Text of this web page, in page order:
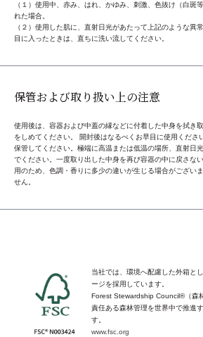
（１）使用中、赤み、はれ、かゆみ、刺激、色抜け（白斑
れた場合。
（２）使用した肌に、直射日光があたって上記のような異
目に入ったときは、直ちに洗い流してください。
保管および取り扱い上の注意
使用後は、容器および中蓋の縁などに付着した中身を拭き
をしめてください。 開封後はなるべくお早目に使用くださ
保管してください。極端に高温または低温の場所、直射日
でください。一度取り出した中身を再び容器の中に戻さな
用のため、色調・香りに多少の違いが生じる場合がござい
せん。
当社では、環境へ配慮した外箱とし
ージを採用しています。
Forest Stewardship Council®（森
責任ある森林管理を世界中で推進
す。
www.fsc.org